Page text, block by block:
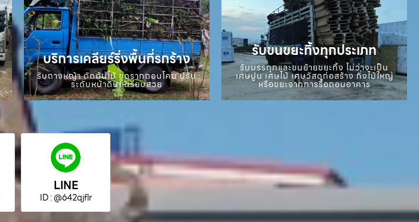
บริการเคลียร์ริ่งพื้นที่รกร้าง
รับถางหญ้า ตัดต้นไม้ ขุดรากถอนโคน ปรับ
ระดับหน้าดินให้เรียบสวย
รับขนขยะทิ้งทุกประเภท
รับบรรทุกและขนย้ายขยะทิ้ง ไม่ว่าจะเป็น
เศษปูน เศษไม้ เศษวัสดุก่อสร้าง กิ่งไม้ใหญ่
หรือขยะจากการรื้อถอนอาคาร
LINE
ID : @642qjflr